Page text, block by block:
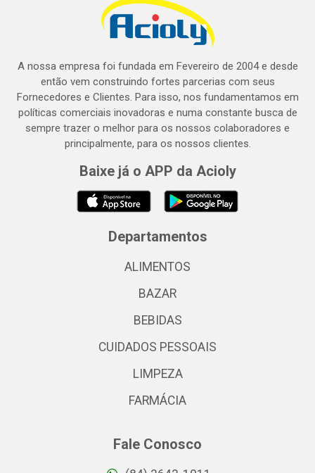
A nossa empresa foi fundada em Fevereiro de 2004 e desde
então vem construindo fortes parcerias com seus
Fornecedores e Clientes. Para isso, nos fundamentamos em
políticas comerciais inovadoras e numa constante busca de
sempre trazer o melhor para os nossos colaboradores e
principalmente, para os nossos clientes.
Baixe já o APP da Acioly
Departamentos
ALIMENTOS
BAZAR
BEBIDAS
CUIDADOS PESSOAIS
LIMPEZA
FARMÁCIA
Fale Conosco